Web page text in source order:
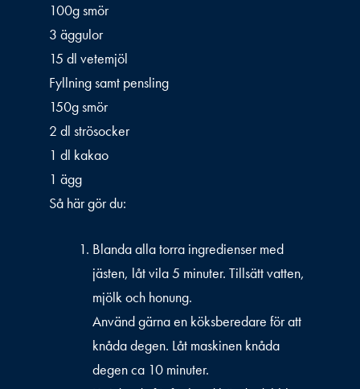
100g smör
3 äggulor
15 dl vetemjöl
Fyllning samt pensling
150g smör
2 dl strösocker
1 dl kakao
1 ägg
Så här gör du:
Blanda alla torra ingredienser med
jästen, låt vila 5 minuter. Tillsätt vatten,
mjölk och honung.
Använd gärna en köksberedare för att
knåda degen. Låt maskinen knåda
degen ca 10 minuter.